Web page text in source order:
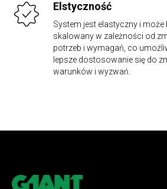
Elstyczność
System jest elastyczny i
skalowany w zależności od
potrzeb i wymagań, co
lepsze dostosowanie się do
warunków i wyzwań.